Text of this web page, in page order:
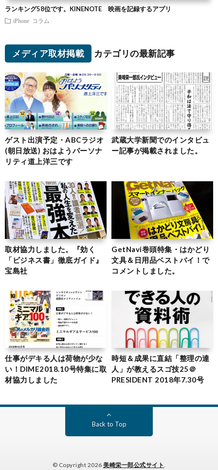
ランキング58位です。KINENOTE 映画を記録するアプリ
iPhone コラム
メディア取材掲載 カテゴリの最新記事
ゲスト出演予定・ABCラジオ
(朝日放送) おはようパーソナ
リティ道上洋三です
武蔵大学新聞でのインタビュ
ー記事が掲載されました。
取材協力しました。『効く
「ビジネス書」徹底ガイド』
宝島社
GetNavi巻頭特集・はかどり
文具＆日用品ベストバイ！で
コメントしました。
仕事がデキる人は荷物が少な
い！DIME2018.10号特集に取
材協力しました
時短＆成果に直結「整理の達
人」が教えるスゴ技25＠
PRESIDENT 2018年7.30号
Back to Top
© Copyright 2026 美崎栄一郎公式サイト.